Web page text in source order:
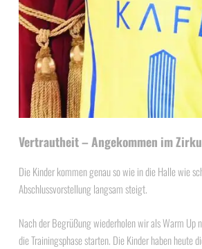
Vertrautheit – Angekommen im
Die Kinder kommen genau so wie in die Halle wie
Abschlussvorstellung langsam steigt.
Nach der Begrüßung wiederholen wir als Warm Up
die Trainingsphase starten. Die Kinder haben heute